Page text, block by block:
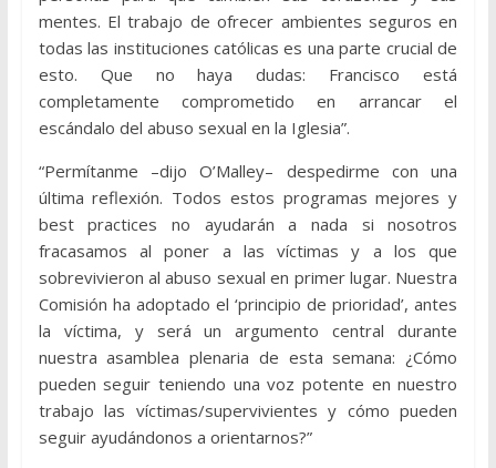
mentes. El trabajo de ofrecer ambientes seguros en
todas las instituciones católicas es una parte crucial de
esto. Que no haya dudas: Francisco está
completamente comprometido en arrancar el
escándalo del abuso sexual en la Iglesia”.
“Permítanme –dijo O’Malley– despedirme con una
última reflexión. Todos estos programas mejores y
best practices no ayudarán a nada si nosotros
fracasamos al poner a las víctimas y a los que
sobrevivieron al abuso sexual en primer lugar. Nuestra
Comisión ha adoptado el ‘principio de prioridad’, antes
la víctima, y será un argumento central durante
nuestra asamblea plenaria de esta semana: ¿Cómo
pueden seguir teniendo una voz potente en nuestro
trabajo las víctimas/supervivientes y cómo pueden
seguir ayudándonos a orientarnos?”